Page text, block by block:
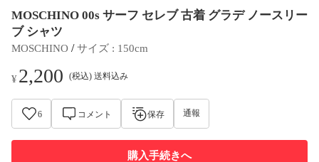
MOSCHINO 00s サーフ セレブ 古着 グラデ ノースリー
ブ シャツ
MOSCHINO / サイズ : 150cm
¥2,200 (税込) 送料込み
6 コメント 保存 通報
購入手続きへ